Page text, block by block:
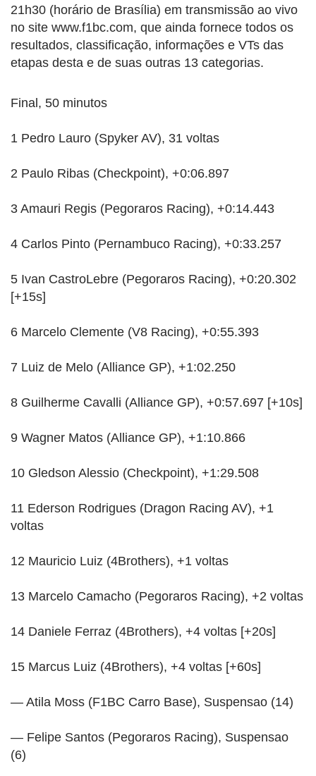
21h30 (horário de Brasília) em transmissão ao vivo
no site www.f1bc.com, que ainda fornece todos os
resultados, classificação, informações e VTs das
etapas desta e de suas outras 13 categorias.
Final, 50 minutos
1 Pedro Lauro (Spyker AV), 31 voltas
2 Paulo Ribas (Checkpoint), +0:06.897
3 Amauri Regis (Pegoraros Racing), +0:14.443
4 Carlos Pinto (Pernambuco Racing), +0:33.257
5 Ivan CastroLebre (Pegoraros Racing), +0:20.302
[+15s]
6 Marcelo Clemente (V8 Racing), +0:55.393
7 Luiz de Melo (Alliance GP), +1:02.250
8 Guilherme Cavalli (Alliance GP), +0:57.697 [+10s]
9 Wagner Matos (Alliance GP), +1:10.866
10 Gledson Alessio (Checkpoint), +1:29.508
11 Ederson Rodrigues (Dragon Racing AV), +1
voltas
12 Mauricio Luiz (4Brothers), +1 voltas
13 Marcelo Camacho (Pegoraros Racing), +2 voltas
14 Daniele Ferraz (4Brothers), +4 voltas [+20s]
15 Marcus Luiz (4Brothers), +4 voltas [+60s]
— Atila Moss (F1BC Carro Base), Suspensao (14)
— Felipe Santos (Pegoraros Racing), Suspensao
(6)